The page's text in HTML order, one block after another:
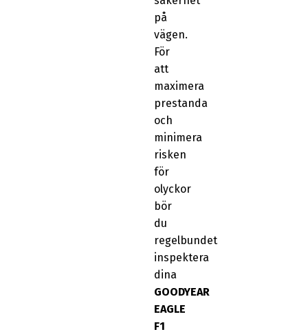
på
vägen.
För
att
maximera
prestanda
och
minimera
risken
för
olyckor
bör
du
regelbundet
inspektera
dina
GOODYEAR
EAGLE
F1